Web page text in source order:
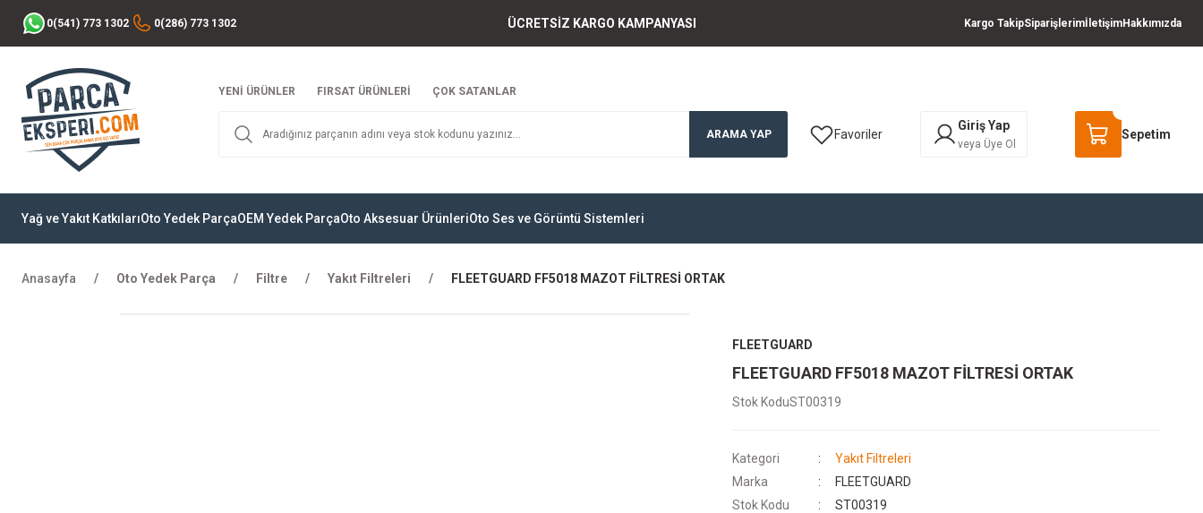
0(541) 773 1302 0(286) 773 1302 ÜCRETSİZ KARGO KAMPANYASI Kargo TakipSiparişlerimİletişimHakkımızda
YENİ ÜRÜNLER FIRSAT ÜRÜNLERİ ÇOK SATANLAR
ARAMA YAP Favoriler
Giriş Yap
veya Üye Ol
Sepetim
Yağ ve Yakıt KatkılarıOto Yedek ParçaOEM Yedek ParçaOto Aksesuar ÜrünleriOto Ses ve Görüntü Sistemleri
Anasayfa Oto Yedek Parça Filtre Yakıt Filtreleri FLEETGUARD FF5018 MAZOT FİLTRESİ ORTAK
FLEETGUARD
FLEETGUARD FF5018 MAZOT FİLTRESİ ORTAK
Stok KoduST00319
Kategori
Yakıt Filtreleri
Marka
FLEETGUARD
Stok Kodu
ST00319